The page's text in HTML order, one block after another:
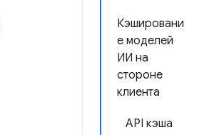
Кэшировани
е моделей
ИИ на
стороне
клиента
API кэша